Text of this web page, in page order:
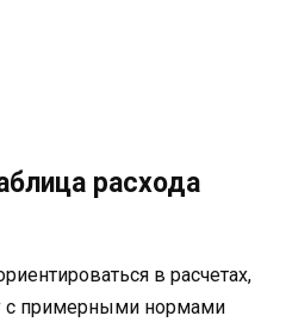
расхода
в расчетах,
с примерными нормами